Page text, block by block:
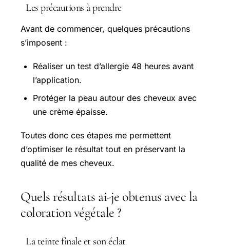
Les précautions à prendre
Avant de commencer, quelques précautions
s’imposent :
Réaliser un test d’allergie 48 heures avant
l’application.
Protéger la peau autour des cheveux avec
une crème épaisse.
Toutes donc ces étapes me permettent
d’optimiser le résultat tout en préservant la
qualité de mes cheveux.
Quels résultats ai-je obtenus avec la
coloration végétale ?
La teinte finale et son éclat